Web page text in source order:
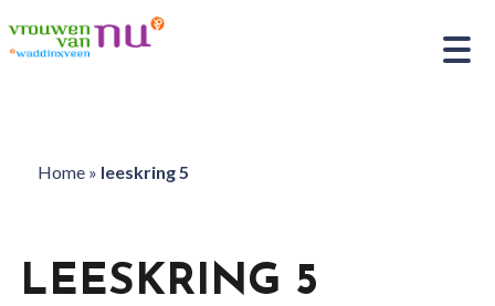
Home» leeskring 5
LEESKRING 5